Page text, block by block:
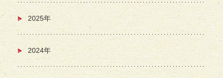
2025年
2024年